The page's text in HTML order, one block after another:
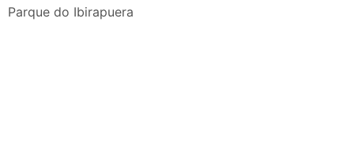
Parque do Ibirapuera